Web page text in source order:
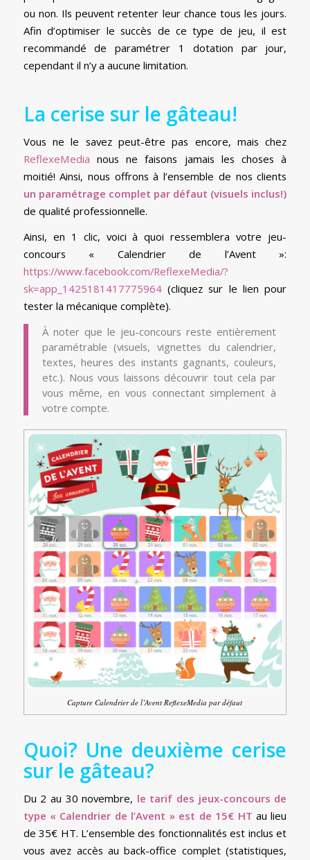
ou non. Ils peuvent retenter leur chance tous les jours.
Afin d’optimiser le succès de ce type de jeu, il est
recommandé de paramétrer 1 dotation par jour,
cependant il n’y a aucune limitation.
La cerise sur le gâteau!
Vous ne le savez peut-être pas encore, mais chez
ReflexeMedia nous ne faisons jamais les choses à
moitié! Ainsi, nous offrons à l’ensemble de nos clients
un paramétrage complet par défaut (visuels inclus!)
de qualité professionnelle.
Ainsi, en 1 clic, voici à quoi ressemblera votre jeu-
concours « Calendrier de l’Avent »:
https://www.facebook.com/ReflexeMedia/?
sk=app_1425181417775964(cliquez sur le lien pour
tester la mécanique complète).
À noter que le jeu-concours reste entièrement
paramétrable (visuels, vignettes du calendrier,
textes, heures des instants gagnants, couleurs,
etc.). Nous vous laissons découvrir tout cela par
vous même, en vous connectant simplement à
votre compte.
Capture Calendrier de l’Avent ReflexeMedia par défaut
Quoi? Une deuxième cerise
sur le gâteau?
Du 2 au 30 novembre, le tarif des jeux-concours de
type « Calendrier de l’Avent » est de 15€ HT au lieu
de 35€ HT. L’ensemble des fonctionnalités est inclus et
vous avez accès au back-office complet (statistiques,